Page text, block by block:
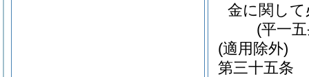
金に関し
(平一
(適用除外)
第三十五条